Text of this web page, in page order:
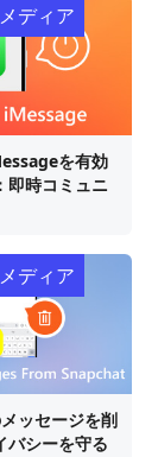
を有効
即時コミュニ
ディア
ッセージを削
バシーを守る
ディア